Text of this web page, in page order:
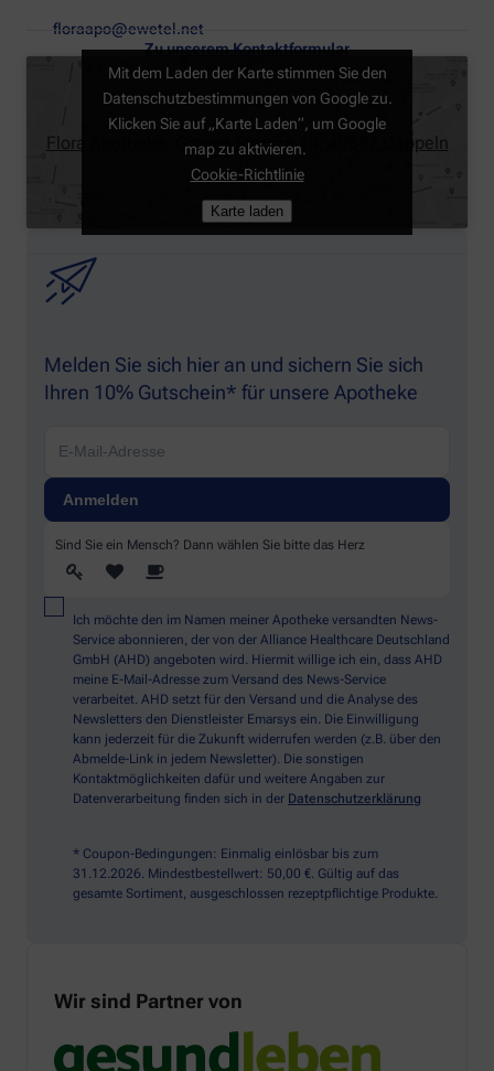
floraapo@ewetel.net
Zu unserem Kontaktformular
Flora Apotheke, Grosse Strasse 14, 49692 Cappeln
Mit dem Laden der Karte stimmen Sie den
Datenschutzbestimmungen von Google zu.
Klicken Sie auf „Karte Laden“, um Google
map zu aktivieren.
Cookie-Richtlinie
Karte laden
Melden Sie sich hier an und sichern Sie sich
Ihren 10% Gutschein* für unsere Apotheke
Sind Sie ein Mensch? Dann wählen Sie bitte das Herz
Ich möchte den im Namen meiner Apotheke versandten News-
Service abonnieren, der von der Alliance Healthcare Deutschland
GmbH (AHD) angeboten wird. Hiermit willige ich ein, dass AHD
meine E-Mail-Adresse zum Versand des News-Service
verarbeitet. AHD setzt für den Versand und die Analyse des
Newsletters den Dienstleister Emarsys ein. Die Einwilligung
kann jederzeit für die Zukunft widerrufen werden (z.B. über den
Abmelde-Link in jedem Newsletter). Die sonstigen
Kontaktmöglichkeiten dafür und weitere Angaben zur
Datenverarbeitung finden sich in der Datenschutzerklärung
* Coupon-Bedingungen: Einmalig einlösbar bis zum
31.12.2026. Mindestbestellwert: 50,00 €. Gültig auf das
gesamte Sortiment, ausgeschlossen rezeptpflichtige Produkte.
Wir sind Partner von